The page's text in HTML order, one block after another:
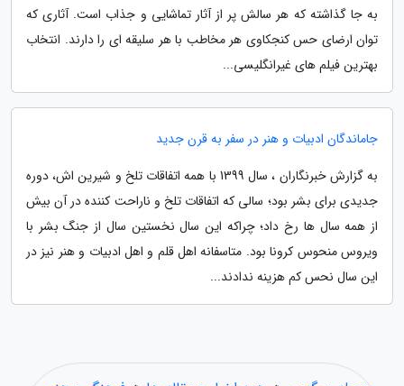
به جا گذاشته که هر سالش پر از آثار تماشایی و جذاب است. آثاری که
توان ارضای حس کنجکاوی هر مخاطب با هر سلیقه ای را دارند. انتخاب
بهترین فیلم های غیرانگلیسی...
جاماندگان ادبیات و هنر در سفر به قرن جدید
به گزارش خبرنگاران ، سال 1399 با همه اتفاقات تلخ و شیرین اش، دوره
جدیدی برای بشر بود؛ سالی که اتفاقات تلخ و ناراحت کننده در آن بیش
از همه سال ها رخ داد؛ چراکه این سال نخستین سال از جنگ بشر با
ویروس منحوس کرونا بود. متاسفانه اهل قلم و اهل ادبیات و هنر نیز در
این سال نحس کم هزینه ندادند...